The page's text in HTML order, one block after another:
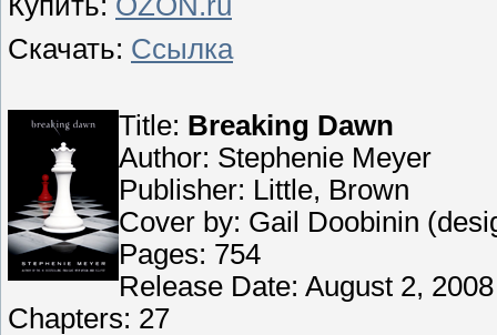
Скачать: Ссылка
Title: Breaking Dawn
Author: Stephenie Meyer
Publisher: Little, Brown
Cover by: Gail Doobinin
Pages: 754
Release Date: August 2,
Chapters: 27